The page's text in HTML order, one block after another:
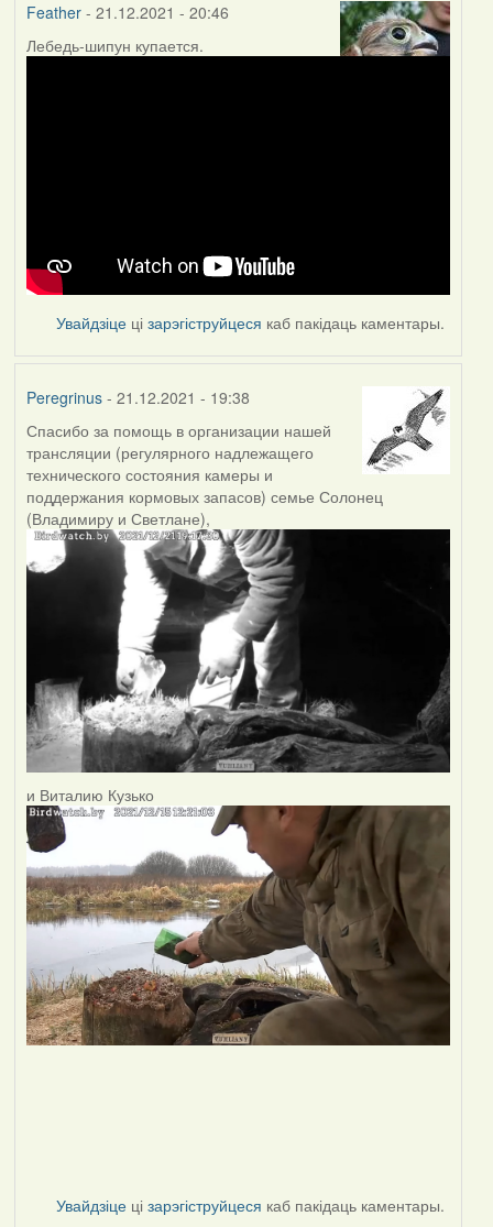
Feather- 21.12.2021 - 20:46
Лебедь-шипун купается.
Увайдзіце цізарэгіструйцеся каб пакідаць каментары.
Peregrinus- 21.12.2021 - 19:38
Спасибо за помощь в организации нашей
трансляции (регулярного надлежащего
технического состояния камеры и
поддержания кормовых запасов) семье Солонец
(Владимиру и Светлане),
и Виталию Кузько
Увайдзіце цізарэгіструйцеся каб пакідаць каментары.